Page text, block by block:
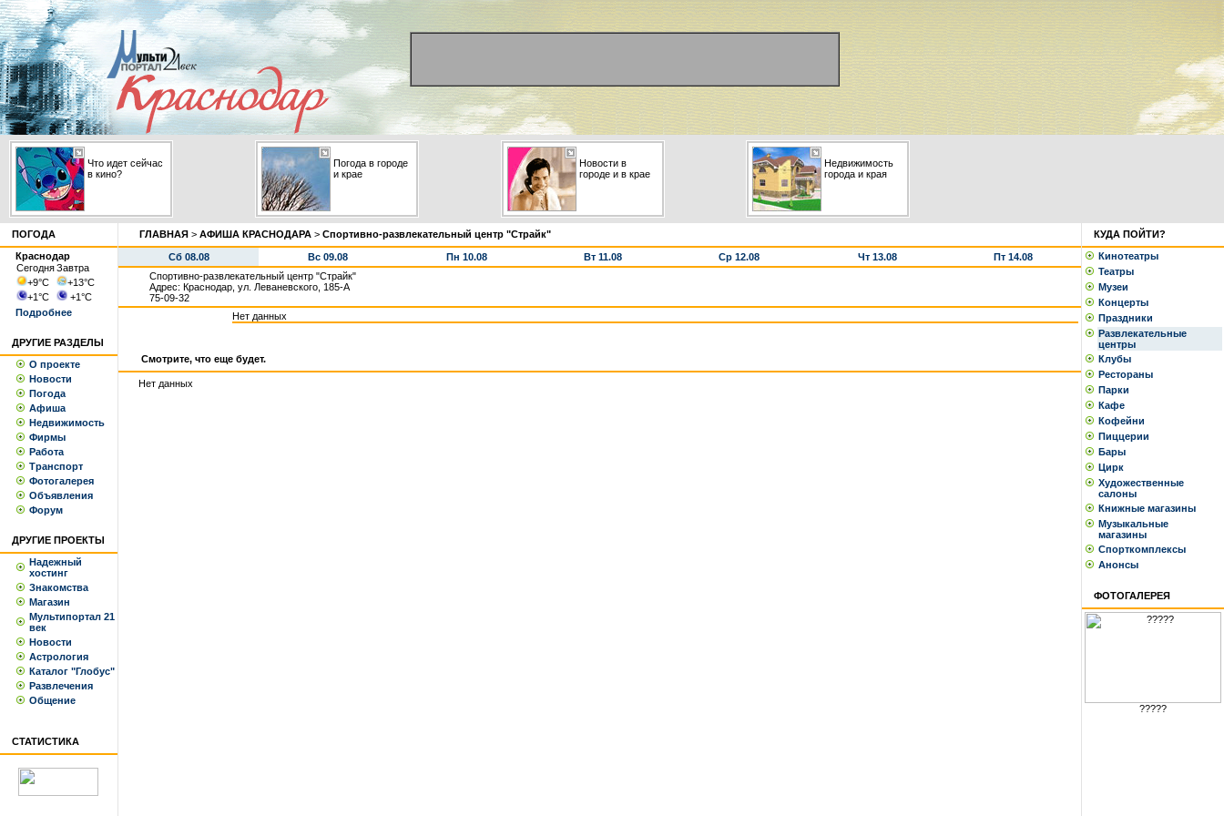
Что идет сейчас
в кино?
Погода в городе
и крае
Новости в
городе и в крае
Недвижимость
города и края
ПОГОДА
Краснодар
СегодняЗавтра
+9°С +13°С
+1°С +1°С
Подробнее
ДРУГИЕ РАЗДЕЛЫ
О проекте
Новости
Погода
Афиша
Недвижимость
Фирмы
Работа
Транспорт
Фотогалерея
Объявления
Форум
ДРУГИЕ ПРОЕКТЫ
Надежный
хостинг
Знакомства
Магазин
Мультипортал 21
век
Новости
Астрология
Каталог "Глобус"
Развлечения
Общение
СТАТИСТИКА
ГЛАВНАЯ > АФИША КРАСНОДАРА > Спортивно-развлекательный центр "Страйк"
Сб 08.08 Вс 09.08 Пн 10.08 Вт 11.08 Ср 12.08 Чт 13.08
Пт 14.08
Спортивно-развлекательный центр "Страйк"
Адрес: Краснодар, ул. Леваневского, 185-А
75-09-32
Нет данных
Смотрите, что еще будет.
Нет данных
КУДА ПОЙТИ?
Кинотеатры
Театры
Музеи
Концерты
Праздники
Развлекательные
центры
Клубы
Рестораны
Парки
Кафе
Кофейни
Пиццерии
Бары
Цирк
Художественные
салоны
Книжные магазины
Музыкальные
магазины
Спорткомплексы
Анонсы
ФОТОГАЛЕРЕЯ
?????